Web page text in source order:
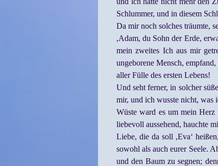
Schlummer, und in diesem
Da mir noch solches träumte,
,Adam, du Sohn der Erde,
mein zweites Ich aus mir
ungeborene Mensch,
aller Fülle des ersten Lebens!
Und seht ferner, in solcher
mir, und ich wusste nicht, was
Wüste ward es um mein
liebevoll aussehend, hauchte
Liebe, die da soll ,Eva‘
sowohl als auch eurer Seele.
und den Baum zu segnen;